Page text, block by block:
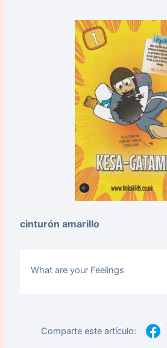
cinturón amarillo
What are your Feelings
Comparte este artículo: